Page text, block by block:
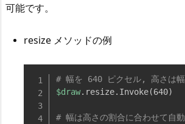
可能です。
resize メソッドの例
# 幅を 640 ピクセル, 高さは幅
$draw. resize. Invoke(640)
# 幅は高さの割合に合わせて自